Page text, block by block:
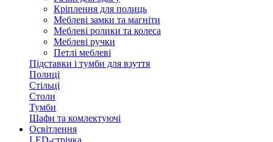
Кріплення для полиць
Меблеві замки та магніти
Меблеві ролики та колеса
Меблеві ручки
Петлі меблеві
Підставки і тумби для взуття
Полиці
Стільці
Столи
Тумби
Шафи та комлектуючі
Освітлення
LED-стрічка